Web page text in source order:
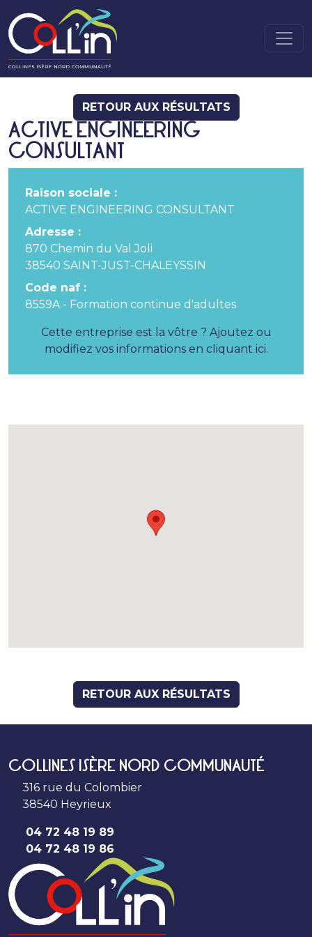
RETOUR AUX RÉSULTATS
ACTIVE ENGINEERING
CONSULTANT
Raison sociale :
ACTIVE ENGINEERING CONSULTANT
Adresse :
870 Chemin du Val Joli
38540 SAINT-JUST-CHALEYSSIN
Code naf :
8559A - Formation continue d'adultes
Cette entreprise est la vôtre ? Ajoutez ou
modifiez vos informations en cliquant ici.
RETOUR AUX RÉSULTATS
COLLINES ISÈRE NORD COMMUNAUTÉ
316 rue du Colombier
38540 Heyrieux
04 72 48 19 89
04 72 48 19 86